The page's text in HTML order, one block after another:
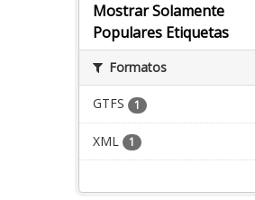
Mostrar Solamente
Populares Etiquetas
Formatos
GTFS 1
XML 1